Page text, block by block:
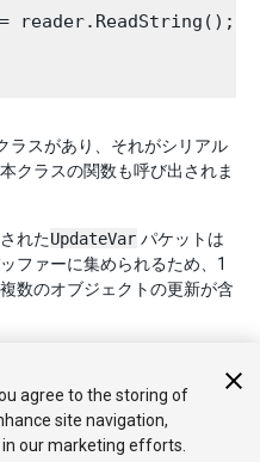
reader.ReadString();
ラスがあり、それがシリアル
クラスの関数も呼び出されま
れたUpdateVar パケットは
ファーに集められるため、1
数のオブジェクトの更新が含
agree to the storing of
site navigation,
our marketing efforts.